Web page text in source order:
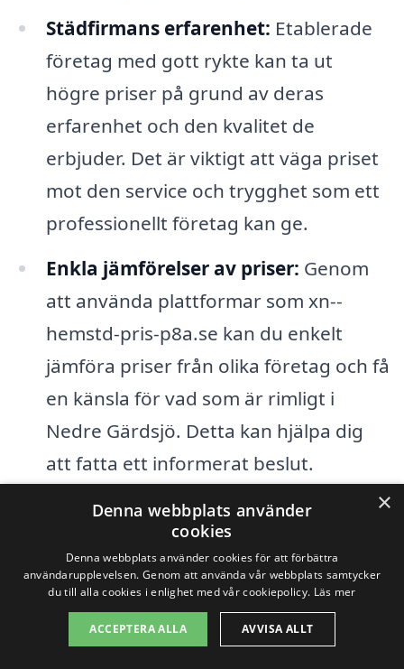
Städfirmans erfarenhet: Etablerade
företag med gott rykte kan ta ut
högre priser på grund av deras
erfarenhet och den kvalitet de
erbjuder. Det är viktigt att väga priset
mot den service och trygghet som ett
professionellt företag kan ge.
Enkla jämförelser av priser: Genom
att använda plattformar som xn--
hemstd-pris-p8a.se kan du enkelt
jämföra priser från olika företag och få
en känsla för vad som är rimligt i
Nedre Gärdsjö. Detta kan hjälpa dig
att fatta ett informerat beslut.
Genom att överväga dessa faktorer kan
du enklare förstå vad som påverkar priset
på hemstäd i Nedre Gärdsjö. Oavsett om
du är ute efter en engångsstädning eller
en regelbunden tjänst, är det alltid en bra
×
Denna webbplats använder
cookies
Denna webbplats använder cookies för att förbättra
användarupplevelsen. Genom att använda vår webbplats samtycker
du till alla cookies i enlighet med vår cookiepolicy. Läs mer
ACCEPTERA ALLA AVVISA ALLT